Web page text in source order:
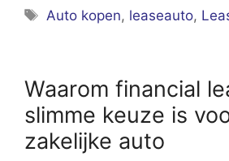
Tags
Auto kopen, leaseauto,
Waarom financial
slimme keuze is
zakelijke auto